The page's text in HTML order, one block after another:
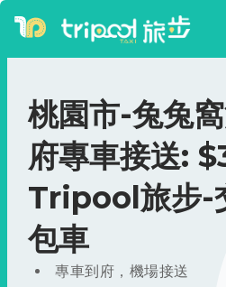
桃園市-兔兔
府專車接送:
Tripool旅步-
包車
專車到府，機場接送